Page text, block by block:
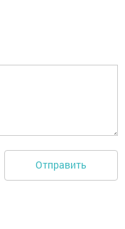
Отправить